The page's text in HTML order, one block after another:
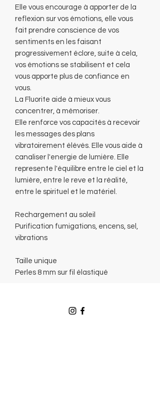
Elle vous encourage à apporter de la
reflexion sur vos émotions, elle vous
fait prendre conscience de vos
sentiments en les faisant
progressivement éclore, suite à cela,
vos émotions se stabilisent et cela
vous apporte plus de confiance en
vous.
La Fluorite aide à mieux vous
concentrer, à mémoriser.
Elle renforce vos capacités à recevoir
les messages des plans
vibratoirement élévés. Elle vous aide à
canaliser l'energie de lumière. Elle
represente l'équilibre entre le ciel et la
lumière, entre le reve et la réalité,
entre le spirituel et le matériel.
Rechargement au soleil
Purification fumigations, encens, sel,
vibrations
Taille unique
Perles 8 mm sur fil élastiqué